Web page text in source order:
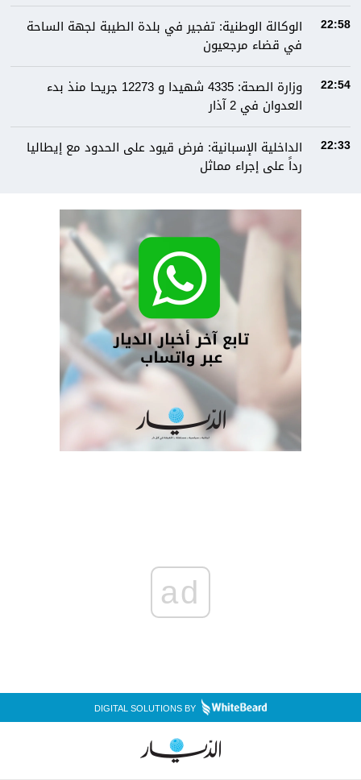
22:58
الوكالة الوطنية: تفجير في بلدة الطيبة لجهة الساحة
في قضاء مرجعيون
22:54
وزارة الصحة: 4335 شهيدا و 12273 جريحا منذ بدء
العدوان في 2 آذار
22:33
الداخلية الإسبانية: فرض قيود على الحدود مع إيطاليا
رداً على إجراء مماثل
ad
DIGITAL SOLUTIONS BY